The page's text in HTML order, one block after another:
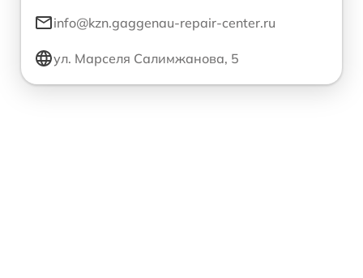
info@kzn.gaggenau-repair-center.ru
ул. Марселя Салимжанова, 5